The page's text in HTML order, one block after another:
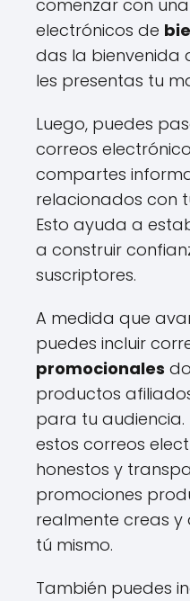
comenzar con
electrónicos de
das la bienvenida
les presentas tu
Luego, puedes
correos
compartes
relacionados con
Esto ayuda a
a construir
suscriptores.
A medida que
puedes incluir
promocionales
productos
para tu audiencia.
estos correos
honestos y
promociones
realmente creas
tú mismo.
También puedes